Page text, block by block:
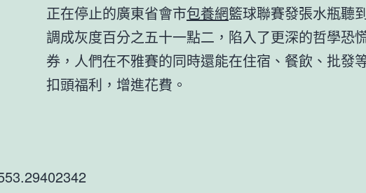
正在停止的廣東省會市包養網籃球聯賽發張水瓶聽
調成灰度百分之五十一點二，陷入了更深的哲學恐
券，人們在不雅賽的同時還能在住宿、餐飲、批發
扣頭福利，增進花費。